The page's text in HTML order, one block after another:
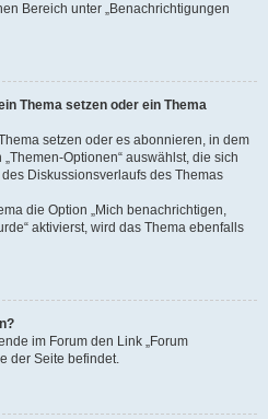
Bereich unter „Benachrichtigungen
Thema setzen oder ein Thema
setzen oder es abonnieren, in dem
Optionen“ auswählst, die sich
Diskussionsverlaufs des Themas
die Option „Mich benachrichtigen,
aktivierst, wird das Thema ebenfalls
im Forum den Link „Forum
der Seite befindet.